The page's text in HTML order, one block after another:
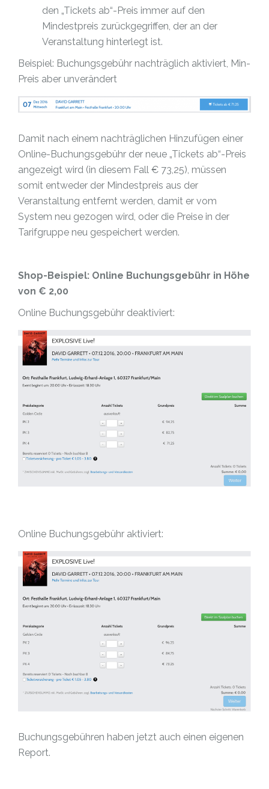
den „Tickets ab“-Preis immer auf den
Mindestpreis zurückgegriffen, der an der
Veranstaltung hinterlegt ist.
Beispiel: Buchungsgebühr nachträglich aktiviert, Min-
Preis aber unverändert
Damit nach einem nachträglichen Hinzufügen einer
Online-Buchungsgebühr der neue „Tickets ab“-Preis
angezeigt wird (in diesem Fall € 73,25), müssen
somit entweder der Mindestpreis aus der
Veranstaltung entfernt werden, damit er vom
System neu gezogen wird, oder die Preise in der
Tarifgruppe neu gespeichert werden.
Shop-Beispiel: Online Buchungsgebühr in Höhe
von € 2,00
Online Buchungsgebühr deaktiviert:
Online Buchungsgebühr aktiviert:
Buchungsgebühren haben jetzt auch einen eigenen
Report.